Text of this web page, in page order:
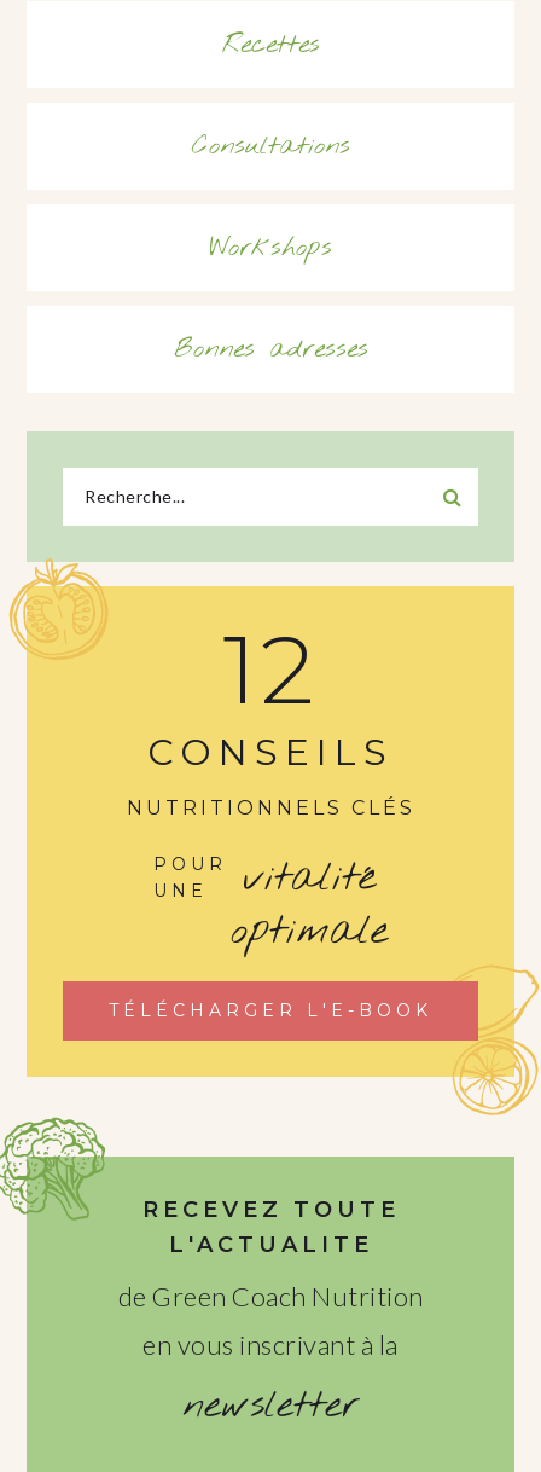
Recettes
Consultations
Workshops
Bonnes adresses
12
CONSEILS
NUTRITIONNELS CLÉS
POUR
UNE
vitalité
optimale
TÉLÉCHARGER L'E-BOOK
RECEVEZ TOUTE
L'ACTUALITE
de Green Coach Nutrition
en vous inscrivant à la
newsletter